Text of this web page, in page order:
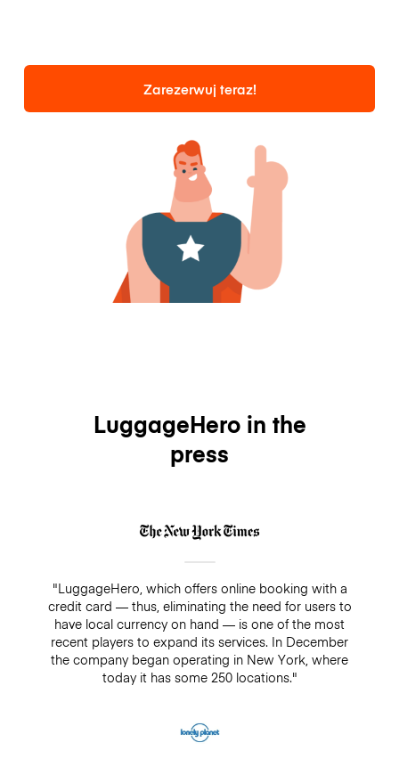
Zarezerwuj teraz!
LuggageHero in the
press
"LuggageHero, which offers online booking with a
credit card — thus, eliminating the need for users to
have local currency on hand — is one of the most
recent players to expand its services. In December
the company began operating in New York, where
today it has some 250 locations."